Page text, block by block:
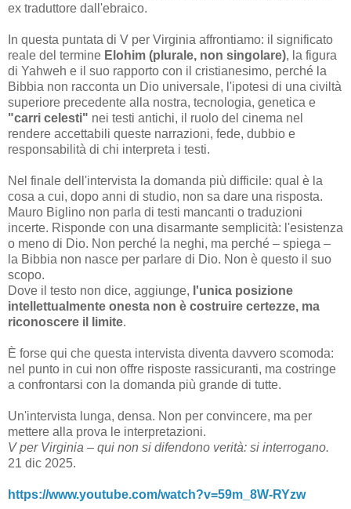
ex traduttore dall'ebraico.
In questa puntata di V per Virginia affrontiamo: il significato
reale del termine Elohim (plurale, non singolare), la figura
di Yahweh e il suo rapporto con il cristianesimo, perché la
Bibbia non racconta un Dio universale, l'ipotesi di una civiltà
superiore precedente alla nostra, tecnologia, genetica e
"carri celesti" nei testi antichi, il ruolo del cinema nel
rendere accettabili queste narrazioni, fede, dubbio e
responsabilità di chi interpreta i testi.
Nel finale dell'intervista la domanda più difficile: qual è la
cosa a cui, dopo anni di studio, non sa dare una risposta.
Mauro Biglino non parla di testi mancanti o traduzioni
incerte. Risponde con una disarmante semplicità: l'esistenza
o meno di Dio. Non perché la neghi, ma perché – spiega –
la Bibbia non nasce per parlare di Dio. Non è questo il suo
scopo.
Dove il testo non dice, aggiunge, l'unica posizione
intellettualmente onesta non è costruire certezze, ma
riconoscere il limite.
È forse qui che questa intervista diventa davvero scomoda:
nel punto in cui non offre risposte rassicuranti, ma costringe
a confrontarsi con la domanda più grande di tutte.
Un'intervista lunga, densa. Non per convincere, ma per
mettere alla prova le interpretazioni.
V per Virginia – qui non si difendono verità: si interrogano.
21 dic 2025.
https://www.youtube.com/watch?v=59m_8W-RYzw